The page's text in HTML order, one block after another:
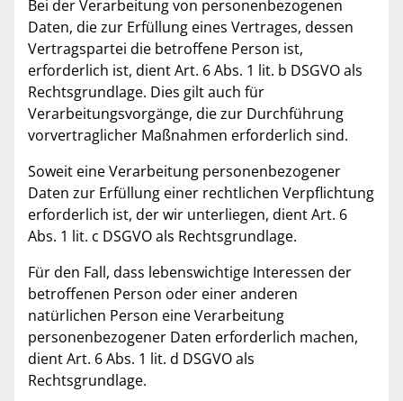
Bei der Verarbeitung von personenbezogenen
Daten, die zur Erfüllung eines Vertrages, dessen
Vertragspartei die betroffene Person ist,
erforderlich ist, dient Art. 6 Abs. 1 lit. b DSGVO als
Rechtsgrundlage. Dies gilt auch für
Verarbeitungsvorgänge, die zur Durchführung
vorvertraglicher Maßnahmen erforderlich sind.
Soweit eine Verarbeitung personenbezogener
Daten zur Erfüllung einer rechtlichen Verpflichtung
erforderlich ist, der wir unterliegen, dient Art. 6
Abs. 1 lit. c DSGVO als Rechtsgrundlage.
Für den Fall, dass lebenswichtige Interessen der
betroffenen Person oder einer anderen
natürlichen Person eine Verarbeitung
personenbezogener Daten erforderlich machen,
dient Art. 6 Abs. 1 lit. d DSGVO als
Rechtsgrundlage.